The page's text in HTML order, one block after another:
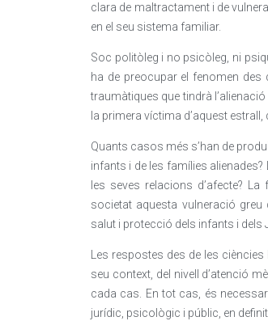
clara de maltractament i de
en el seu sistema familiar.
Soc politòleg i no psicòleg, ni
ha de preocupar el fenomen des
traumàtiques que tindrà
la primera víctima d’aquest
Quants casos més s’han de
infants i de les famílies
les seves relacions d’afecte?
societat aquesta vulneració
salut i protecció dels infants i dels
Les respostes des de les
seu context, del nivell d’atenció
cada cas. En tot cas, és
jurídic, psicològic i públic, en